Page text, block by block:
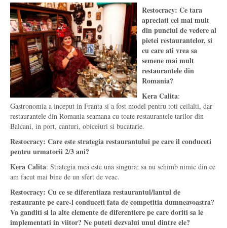
Restocracy: Ce tara
apreciati cel mai mult
din punctul de vedere al
pietei restaurantelor, si
cu care ati vrea sa
semene mai mult
restaurantele din
Romania?
Kera Calita:
Gastronomia a inceput in Franta si a fost model pentru toti ceilalti, dar
restaurantele din Romania seamana cu toate restaurantele tarilor din
Balcani, in port, canturi, obiceiuri si bucatarie.
Restocracy: Care este strategia restaurantului pe care il conduceti
pentru urmatorii 2/3 ani?
Kera Calita: Strategia mea este una singura; sa nu schimb nimic din ce
am facut mai bine de un sfert de veac.
Restocracy: Cu ce se diferentiaza restaurantul/lantul de
restaurante pe care-l conduceti fata de competitia dumneavoastra?
Va ganditi si la alte elemente de diferentiere pe care doriti sa le
implementati in viitor? Ne puteti dezvalui unul dintre ele?